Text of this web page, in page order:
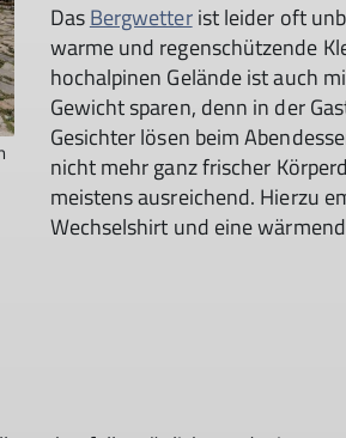
DasBergwetterist leider oft
warme und regenschützende
hochalpinen Gelände ist auch
Gewicht sparen, denn in der
Gesichter lösen beim
nicht mehr ganz frischer
meistens ausreichend. Hierzu
Wechselshirt und eine